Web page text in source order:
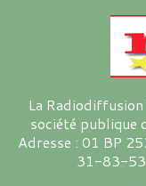
La
société publique
Adresse : 01 BP
31-83-